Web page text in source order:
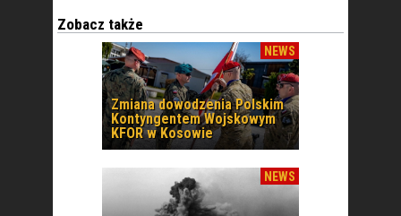
Zobacz także
NEWS
Zmiana dowodzenia Polskim
Kontyngentem Wojskowym
KFOR w Kosowie
NEWS